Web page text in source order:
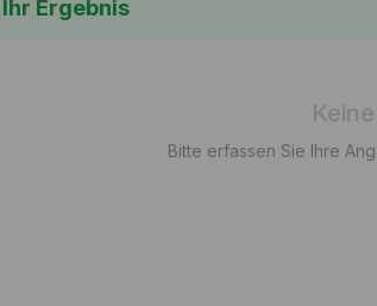
Ihr Ergebnis
Bitte erfassen Sie Ihre